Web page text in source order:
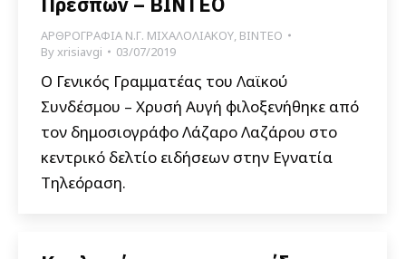
ΑΡΘΡΟΓΡΑΦΙΑ Ν.Γ. ΜΙΧΑΛΟΛΙΑΚΟΥ, ΒΙΝΤΕΟ
Byxrisiavgi 03/07/2019
Ο Γενικός Γραμματέας του Λαϊκού
Συνδέσμου – Χρυσή Αυγή φιλοξενήθηκε από
τον δημοσιογράφο Λάζαρο Λαζάρου στο
κεντρικό δελτίο ειδήσεων στην Εγνατία
Τηλεόραση.